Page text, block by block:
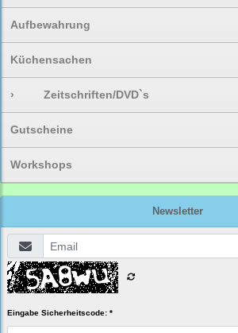
Aufbewahrung
Küchensachen
› Zeitschriften/DVD`s
Gutscheine
Workshops
Newsletter
Eingabe Sicherheitscode: *